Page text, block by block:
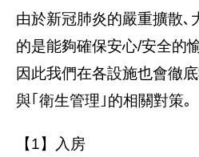
由於新冠肺炎的嚴重擴散､
的是能夠確保安心/安全的
因此我們在各設施也會徹
與｢衛生管理｣的相關對策｡
【1】入房